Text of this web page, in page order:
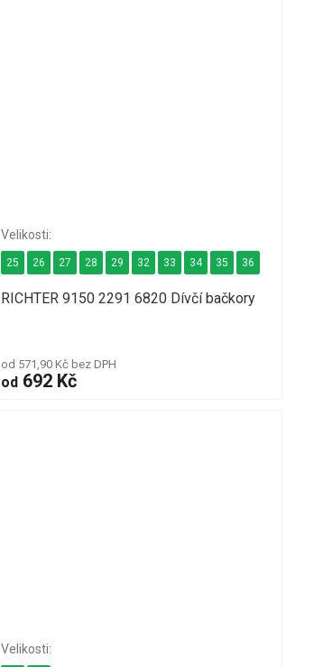
RICHTER 9150 2291 6820 Dívčí bačkory
od 571,90 Kč bez DPH
od692 Kč
25 26 27 28 29 32 33 34 35 36